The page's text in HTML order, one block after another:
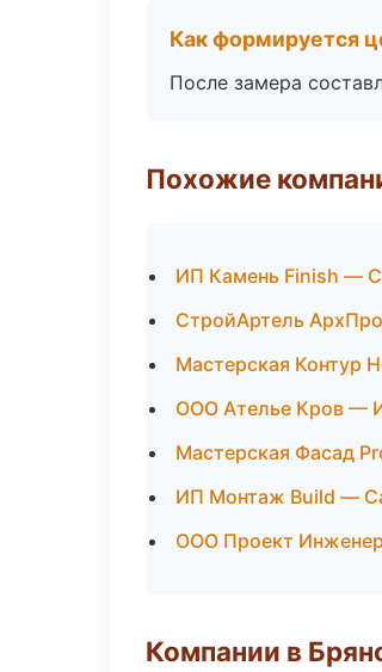
Как формируется
После замера
Похожие
ИП Камень Finish —
СтройАртель
Мастерская Контур
ООО Ателье Кров —
Мастерская Фасад
ИП Монтаж Build —
ООО Проект
Компании в